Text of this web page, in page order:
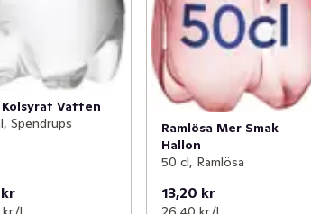
Kolsyrat Vatten
Spendrups
Ramlösa Mer Smak
Hallon
50 cl, Ramlösa
13,20 kr